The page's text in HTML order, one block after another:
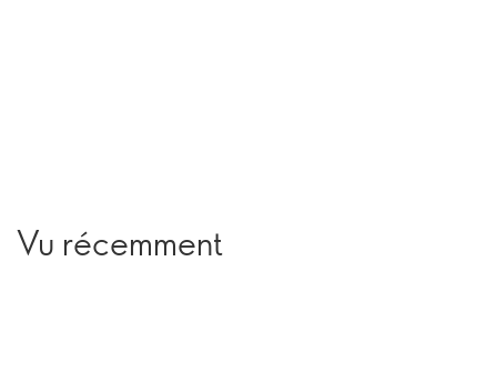
Vu récemment